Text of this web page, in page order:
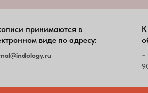
принимаются в
виде по адресу:
~